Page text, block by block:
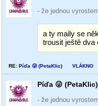
- že jednou
a ty maily se
trousit ještě dva
RE: Píďa 😜 (PetaKlic) VLÁKNO
Píďa 😜 (PetaKlic)
- že jednou